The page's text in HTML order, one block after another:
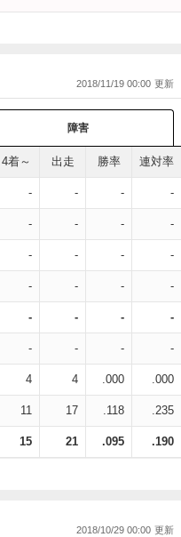
2018/11/19 00:00
障害
4着～ 出走 勝率 連対率
- - - -
- - - -
- - - -
- - - -
- - - -
- - - -
4 4 .000 .000
11 17 .118 .235
15 21 .095 .190
2018/10/29 00:00